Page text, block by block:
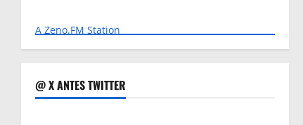
A Zeno.FM Station
@ X ANTES TWITTER